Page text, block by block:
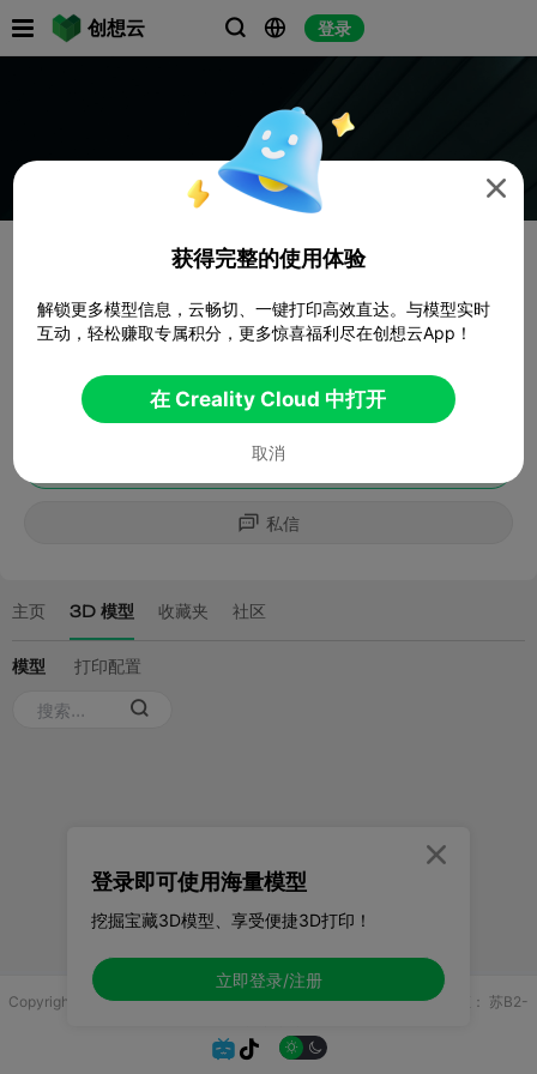
创想云   登录
Copyright © 2025 无锡控博科技有限公司 版权所有增值电信业务许可证： 苏B2-
 
登录即可使用海量模型
挖掘宝藏3D模型、享受便捷3D打印！
立即登录/注册


获得完整的使用体验
解锁更多模型信息，云畅切、一键打印高效直达。与模型实时
互动，轻松赚取专属积分，更多惊喜福利尽在创想云App！
在 Creality Cloud 中打开
取消